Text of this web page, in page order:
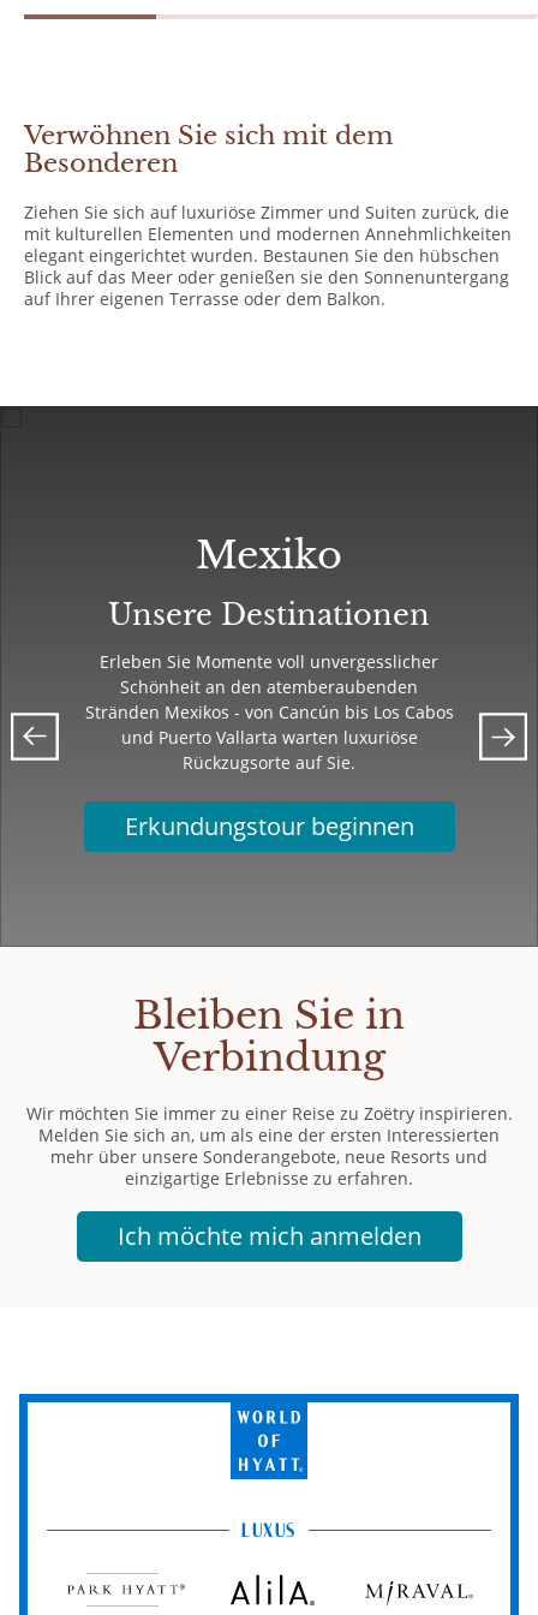
Verwöhnen Sie sich mit dem
Besonderen
Ziehen Sie sich auf luxuriöse Zimmer und Suiten zurück, die
mit kulturellen Elementen und modernen Annehmlichkeiten
elegant eingerichtet wurden. Bestaunen Sie den hübschen
Blick auf das Meer oder genießen sie den Sonnenuntergang
auf Ihrer eigenen Terrasse oder dem Balkon.
Mexiko
Unsere Destinationen
Erleben Sie Momente voll unvergesslicher
Schönheit an den atemberaubenden
Stränden Mexikos - von Cancún bis Los Cabos
und Puerto Vallarta warten luxuriöse
Rückzugsorte auf Sie.
Erkundungstour beginnen
Bleiben Sie in
Verbindung
Wir möchten Sie immer zu einer Reise zu Zoëtry inspirieren.
Melden Sie sich an, um als eine der ersten Interessierten
mehr über unsere Sonderangebote, neue Resorts und
einzigartige Erlebnisse zu erfahren.
World
of
LUXUS
Park
Alila Miraval